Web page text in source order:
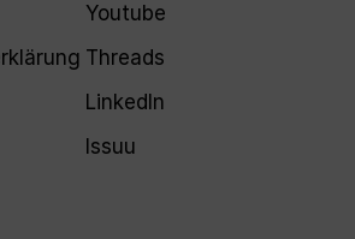
Youtube
Threads
LinkedIn
Issuu